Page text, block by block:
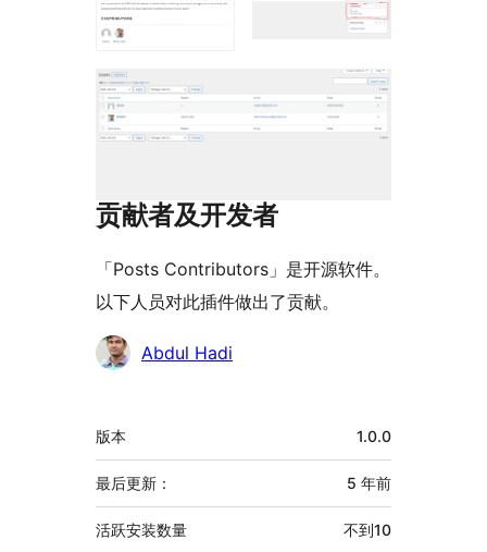
贡献者及开发者
「Posts Contributors」是开源软件。
以下人员对此插件做出了贡献。
贡
Abdul Hadi
额
外
信
息
版本 1.0.0
最后更新： 5 年前
活跃安装数量 不到10